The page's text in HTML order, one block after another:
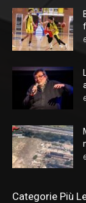
Categorie Più